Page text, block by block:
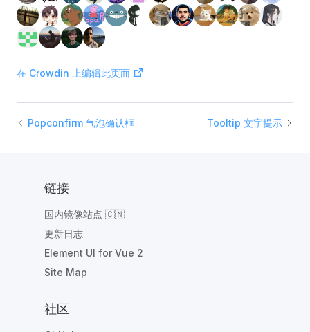
在 Crowdin 上编辑此页面
Popconfirm 气泡确认框 Tooltip 文字提示
链接
国内镜像站点 🇨🇳
更新日志
Element UI for Vue 2
Site Map
社区